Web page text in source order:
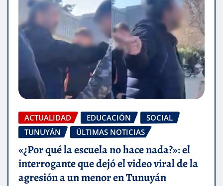
ACTUALIDAD EDUCACIÓN
SOCIAL
TUNUYÁN
ÚLTIMAS NOTICIAS
«¿Por qué la escuela no hace nada?»: el
interrogante que dejó el video viral de la
agresión a un menor en Tunuyán